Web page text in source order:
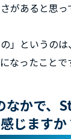
があると思っ
」というの
なったことで
なかで、
じますか